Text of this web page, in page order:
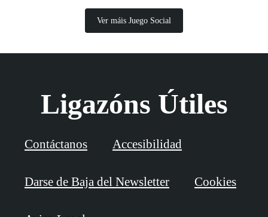
Ver máis Juego Social
Ligazóns Útiles
Contáctanos Accesibilidad
Darse de Baja del Newsletter Cookies